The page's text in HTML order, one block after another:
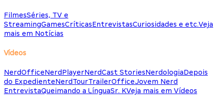
FilmesSéries, TV e
StreamingGamesCríticasEntrevistasCuriosidades e etc.Veja
mais em Notícias
Vídeos
NerdOfficeNerdPlayerNerdCast StoriesNerdologiaDepois
do ExpedienteNerdTourTrailerOfficeJovem Nerd
EntrevistaQueimando a LínguaSr. KVeja mais em Vídeos